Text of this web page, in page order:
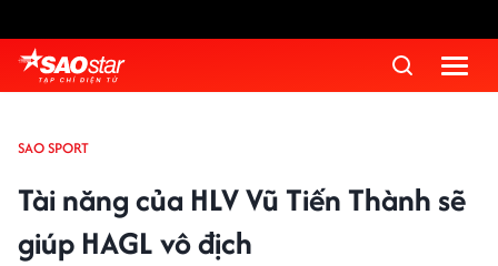
SAO SPORT
Tài năng của HLV Vũ Tiến Thành sẽ
giúp HAGL vô địch